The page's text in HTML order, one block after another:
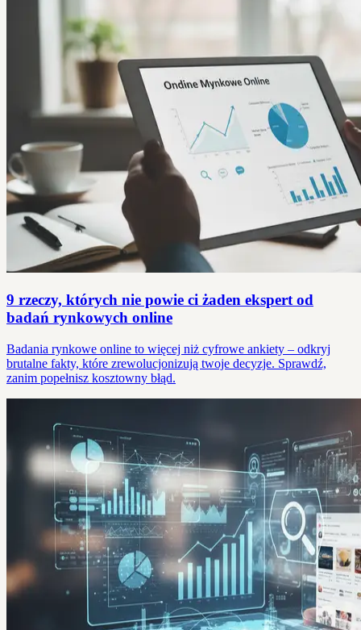
9 rzeczy, których nie powie ci żaden ekspert od
badań rynkowych online
Badania rynkowe online to więcej niż cyfrowe ankiety – odkryj
brutalne fakty, które zrewolucjonizują twoje decyzje. Sprawdź,
zanim popełnisz kosztowny błąd.